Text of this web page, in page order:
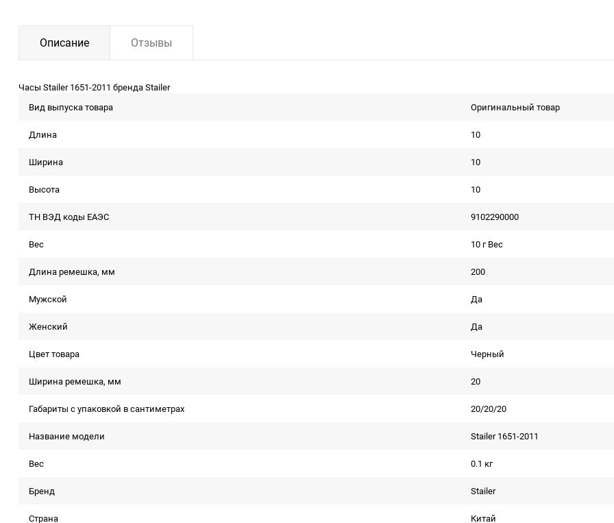
Описание Отзывы
Часы Stailer 1651-2011 бренда Stailer
Вид выпуска товара
Оригинальный товар
Длина 10
Ширина 10
Высота 10
ТН ВЭД коды ЕАЭС 9102290000
Вес 10 г Вес
Длина ремешка, мм 200
Мужской Да
Женский Да
Цвет товара Черный
Ширина ремешка, мм 20
Габариты с упаковкой в сантиметрах 20/20/20
Название модели Stailer 1651-2011
Вес 0.1 кг
Бренд Stailer
Страна Китай